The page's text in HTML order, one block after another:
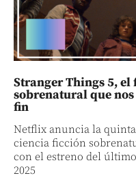
Stranger Things 5,
sobrenatural que
fin
Netflix anuncia la
ciencia ficción
con el estreno del
2025